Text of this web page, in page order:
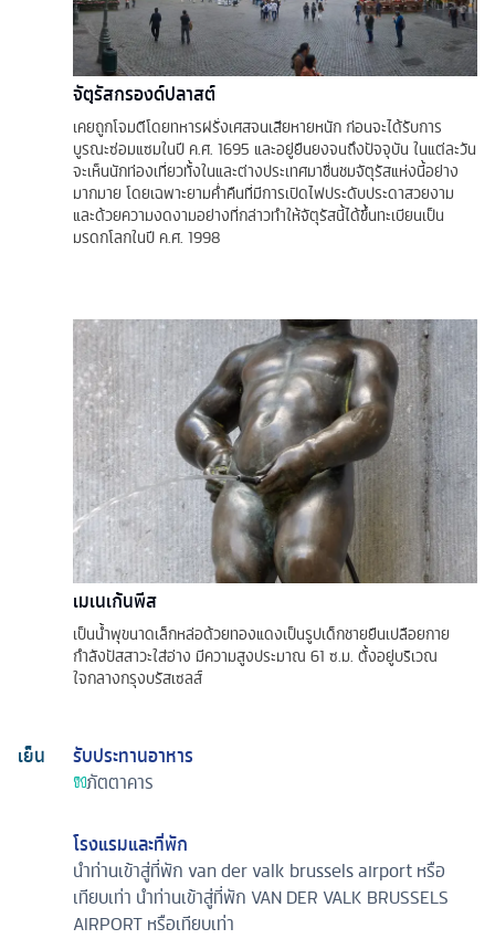
จัตุรัสกรองด์ปลาสต์
เคยถูกโจมตีโดยทหารฝรั่งเศสจนเสียหายหนัก ก่อนจะได้รับการ
บูรณะซ่อมแซมในปี ค.ศ. 1695 และอยู่ยืนยงจนถึงปัจจุบัน ในแต่ละวัน
จะเห็นนักท่องเที่ยวทั้งในและต่างประเทศมาชื่นชมจัตุรัสแห่งนี้อย่าง
มากมาย โดยเฉพาะยามค่ำคืนที่มีการเปิดไฟประดับประดาสวยงาม
และด้วยความงดงามอย่างที่กล่าวทำให้จัตุรัสนี้ได้ขึ้นทะเบียนเป็น
มรดกโลกในปี ค.ศ. 1998
เมเนเก้นพีส
เป็นน้ำพุขนาดเล็กหล่อด้วยทองแดงเป็นรูปเด็กชายยืนเปลือยกาย
กำลังปัสสาวะใส่อ่าง มีความสูงประมาณ 61 ซ.ม. ตั้งอยู่บริเวณ
ใจกลางกรุงบรัสเซลส์
เย็น
รับประทานอาหาร
ภัตตาคาร
โรงแรมและที่พัก
นำท่านเข้าสู่ที่พัก van der valk brussels airport หรือ
เทียบเท่า นำท่านเข้าสู่ที่พัก VAN DER VALK BRUSSELS
AIRPORT หรือเทียบเท่า